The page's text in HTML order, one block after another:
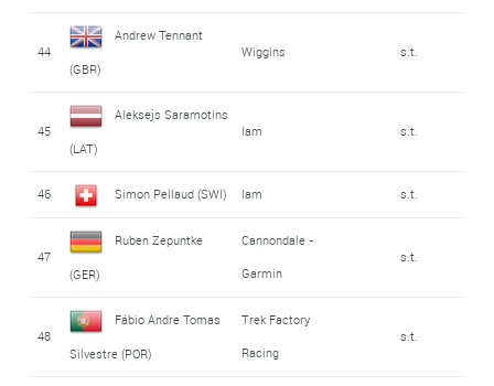
44
Andrew Tennant
(GBR)
Wiggins s.t.
45
Aleksejs Saramotins
(LAT)
Iam s.t.
46 Simon Pellaud (SWI) Iam s.t.
47
Ruben Zepuntke
(GER)
Cannondale -
Garmin
s.t.
48
Fábio Andre Tomas
Silvestre (POR)
Trek Factory
Racing
s.t.